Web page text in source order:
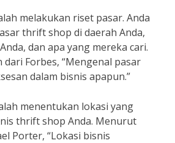
melakukan riset pasar. Anda
thrift shop di daerah Anda,
dan apa yang mereka cari.
Forbes, “Mengenal pasar
dalam bisnis apapun.”
menentukan lokasi yang
thrift shop Anda. Menurut
Porter, “Lokasi bisnis